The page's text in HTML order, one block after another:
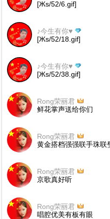
[Жs/52/6.gif]
♪今生有你♥
[Жs/52/18.gif]
♪今生有你♥
[Жs/52/38.gif]
Rong荣丽君
鲜花掌声送给你们
Rong荣丽君
黄金搭档强强联手珠联
Rong荣丽君
京歌真好听
Rong荣丽君
唱腔优美有板有眼